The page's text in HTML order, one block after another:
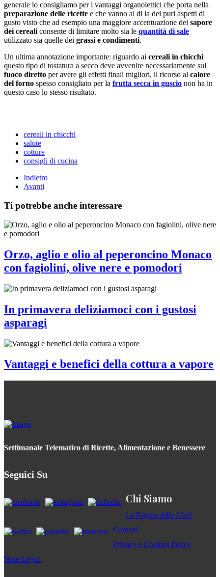
generale lo consigliamo per i vantaggi organolettici che porta nella
preparazione delle ricette e che vanno al di la dei puri aspetti di
gusto visto che ad esempio una maggiore accentuazione del sapore
dei cerealiconsente di limitare molto sia le quantità di sale
utilizzato sia quelle dei grassi e condimenti.
Un ultima annotazione importante: riguardo ai cereali in chicchi
questo tipo di tostatura a secco deve avvenire necessariamente sul
fuoco diretto per avere gli effetti finali migliori, il ricorso al calore
del forno spesso consigliato per la frutta secca in guscio non ha in
questo caso lo stesso risultato.
cereali in chicchi
salute
cotture
consigli di cucina
Indietro
Avanti
Ti potrebbe anche interessare
Orzo, aglio e olio al peperoncino Monaco
con fagiolini, olive nere e pomodori
In primavera deliziamoci con i gustosi
asparagi
Vantaggi e benefici della cottura a vapore
Settimanale Telematico di Ricette, Alimentazione e Benessere
Seguici Su
Chi Siamo
La Pagina dello Chef
Contatti
Privacy e Cookies Policy
Note Legali